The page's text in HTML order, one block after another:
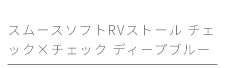
スムースソフトRVストール チェ
ック×チェック ディープブルー